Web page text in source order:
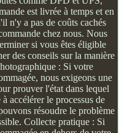
est livrée à temps et en
n'y a pas de coûts cachés
chez nous. Nous
si vous êtes éligible
des conseils sur la manière
: Si votre
nous exigeons une
prouver l'état dans lequel
accélérer le processus de
résoudre le problème
Collecte pratique : Si